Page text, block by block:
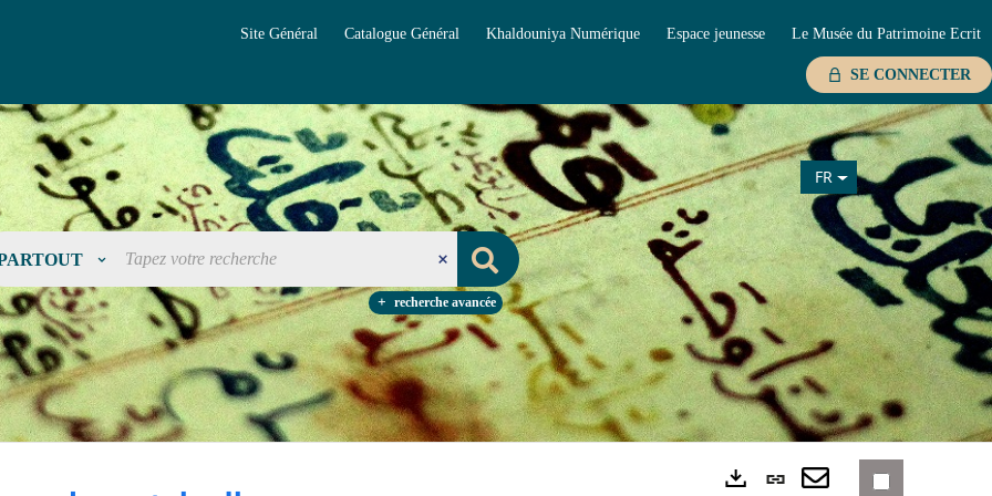
Site Général Catalogue Général Khaldouniya Numérique Espace jeunesse Le Musée du Patrimoine Ecrit
SE CONNECTER
recherche avancée
FR
Lien